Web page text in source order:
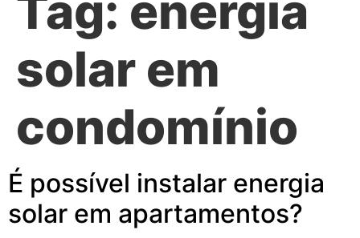
solar em
condomínio
É possível instalar energia
solar em apartamentos?